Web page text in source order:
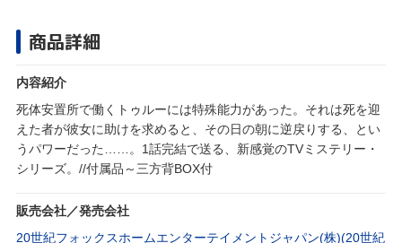
商品詳細
内容紹介
死体安置所で働くトゥルーには特殊能力があった。それは死を迎
えた者が彼女に助けを求めると、その日の朝に逆戻りする、とい
うパワーだった……。1話完結で送る、新感覚のTVミステリー・
シリーズ。//付属品～三方背BOX付
販売会社／発売会社
20世紀フォックスホームエンターテイメントジャパン(株)(20世紀